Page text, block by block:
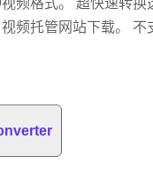
频格式。 超快速转
频托管网站下载。 不